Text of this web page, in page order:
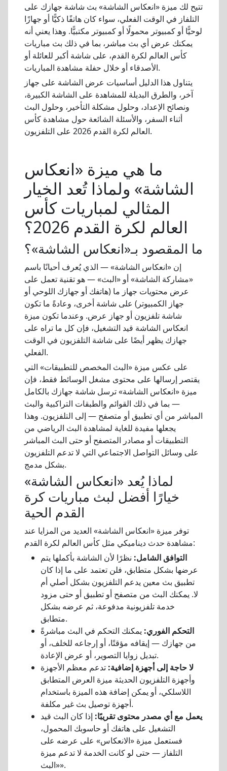
تتيح لك ميزة «انعكاس الشاشة» بث شاشة جهازك على
التلفاز في الوقت الفعلي، سواء كان هاتفًا ذكيًّا أو جهازًا
لوحيًّا أو كمبيوتر محمولًا أو كمبيوتر مكتبيًّا. وهذا يعني أنه
يمكنك عرض أي بث مباشر، بما في ذلك بث مباريات
كأس العالم لكرة القدم، على شاشة أكبر للعائلة أو
الأصدقاء أو خلال حفلة مشاهدة المباريات.
يتناول هذا الدليل أساسيات عرض الشاشة على جهاز
آخر، والطرق البديلة للمشاهدة على الشاشة الكبيرة،
ونصائح الإعداد، وحلول مشكلة التأخير، وحلول البث
أثناء السفر، والأسئلة الشائعة حول مشاهدة كأس
العالم لكرة القدم 2026 على التلفزيون.
ما هي ميزة «انعكاس
الشاشة» ولماذا تُعد الخيار
المثالي لمباريات كأس
العالم لكرة القدم 2026؟
ما المقصود بـ«انعكاس الشاشة»؟
إن «انعكاس الشاشة» — الذي يُعرف أحيانًا باسم
«مشاركة الشاشة» أو «البث» — هو تقنية تعمل على
عرض محتويات جهاز ما (هاتفك أو جهازك اللوحي أو
جهاز الكمبيوتر) على شاشة أخرى، وعادةً ما تكون
شاشة تلفزيون أو جهاز عرض. وعندما تكون ميزة
انعكاس الشاشة قيد التشغيل، فإن كل ما تراه على
جهازك يظهر أيضًا على شاشة التلفزيون في الوقت
الفعلي.
على عكس ميزة «البث المخصص للتطبيقات» التي
يقتصر إرسالها على محتوى مشغل الوسائط فقط، فإن
ميزة «انعكاس الشاشة» ترسل شاشة جهازك بالكامل
— بما في ذلك القوائم والطبقات التراكبية والبث
المباشر من أي تطبيق أو متصفح — إلى التلفزيون. وهذا
يجعلها مفيدة للغاية لمشاهدة البث الرياضي من
التطبيقات أو مصادر المتصفح أو حتى البث المباشر
على وسائل التواصل الاجتماعي التي لا تدعم التلفزيون
بشكل مدمج.
لماذا يُعد «انعكاس الشاشة»
خيارًا أفضل لبث مباريات كرة
القدم الحية
توفر ميزة «انعكاس الشاشة» العديد من المزايا عند
مشاهدة حدث ديناميكي مثل كأس العالم لكرة القدم:
التوافق الشامل: نظرًا لأن الشاشة بأكملها يتم
عرضها بشكل متطابق، فلن تعتمد على ما إذا كان
تطبيق بث معين يدعم التلفزيون بشكل أصلي أم
لا. يمكنك البث من متصفح أو تطبيق أو حتى مزود
خدمة تلفزيونية مدفوعة، ثم عرضه بشكل
متطابق.
التحكم الفوري: يمكنك التحكم في البث مباشرةً
من جهازك — إيقافه مؤقتًا، أو إرجاعه للخلف، أو
تبديل زوايا التصوير، أو عرض الإعادة.
لا حاجة إلى أجهزة إضافية: تدعم معظم الأجهزة
وأجهزة التلفزيون الحديثة ميزة العرض المتطابق
اللاسلكي، أو يمكن إضافة هذه الميزة باستخدام
أجهزة توصيل بث غير مكلفة.
يعمل مع أي مصدر محتوى تقريبًا: إذا كان البث قيد
التشغيل على هاتفك أو حاسوبك المحمول،
فستعمل ميزة «الانعكاس» على عرضه على
التلفاز — حتى لو كانت الخدمة لا تدعم ميزة
«البث».